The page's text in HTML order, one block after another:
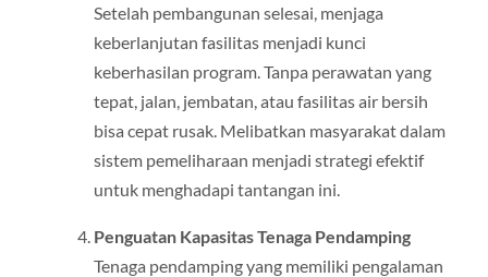
Setelah pembangunan selesai, menjaga
keberlanjutan fasilitas menjadi kunci
keberhasilan program. Tanpa perawatan yang
tepat, jalan, jembatan, atau fasilitas air bersih
bisa cepat rusak. Melibatkan masyarakat dalam
sistem pemeliharaan menjadi strategi efektif
untuk menghadapi tantangan ini.
Penguatan Kapasitas Tenaga Pendamping
Tenaga pendamping yang memiliki pengalaman